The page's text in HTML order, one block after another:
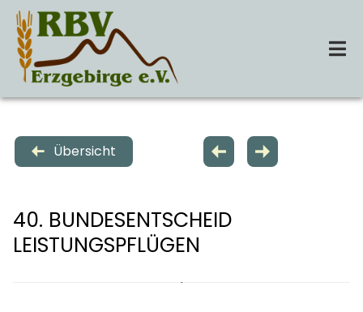
Zum
Inhalt
springen
Leistungen
Übersicht
40. BUNDESENTSCHEID
LEISTUNGSPFLÜGEN